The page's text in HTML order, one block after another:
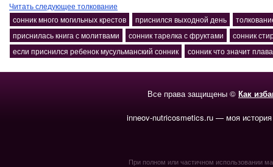
Читать следующее толкование
сонник много могильных крестов
приснился выходной день
приснилась книга с молитвами
сонник тарелка с фруктами
сонник
если приснился ребенок мусульманский сонник
сонник что значит
Все права защищены © Как
inneov-nutricosmetics.ru — моя
При полном или частичном использовании